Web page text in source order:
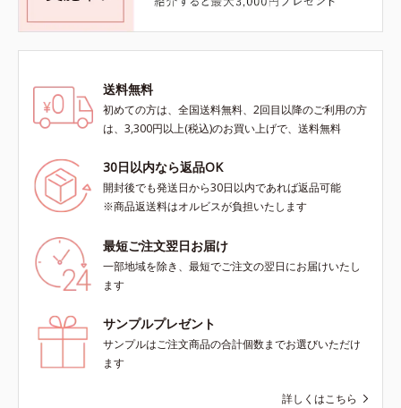
送料無料
初めての方は、全国送料無料、2回目以降のご利用の方
は、3,300円以上(税込)のお買い上げで、送料無料
30日以内なら返品OK
開封後でも発送日から30日以内であれば返品可能
※商品返送料はオルビスが負担いたします
最短ご注文翌日お届け
一部地域を除き、最短でご注文の翌日にお届けいたし
ます
サンプルプレゼント
サンプルはご注文商品の合計個数までお選びいただけ
ます
詳しくはこちら